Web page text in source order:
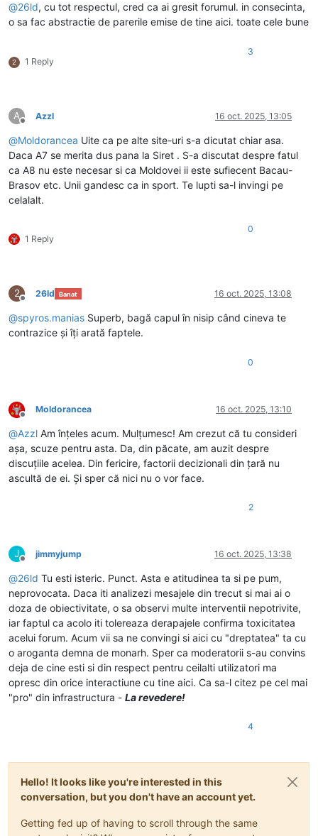
@26ld, cu tot respectul, cred ca ai gresit forumul. in consecinta,
o sa fac abstractie de parerile emise de tine aici. toate cele bune
2 1 Reply
3
A
Deconectat
Azzl 16 oct. 2025, 13:05
@Moldorancea Uite ca pe alte site-uri s-a dicutat chiar asa.
Daca A7 se merita dus pana la Siret . S-a discutat despre fatul
ca A8 nu este necesar si ca Moldovei ii este sufiecent Bacau-
Brasov etc. Unii gandesc ca in sport. Te lupti sa-l invingi pe
celalalt.
1 Reply
0
2
Deconectat
26ld Banat 16 oct. 2025, 13:08
@spyros.manias Superb, bagă capul în nisip când cineva te
contrazice și îți arată faptele.
0
Deconectat
Moldorancea 16 oct. 2025, 13:10
@Azzl Am înțeles acum. Mulțumesc! Am crezut că tu consideri
așa, scuze pentru asta. Da, din păcate, am auzit despre
discuțiile acelea. Din fericire, factorii decizionali din țară nu
ascultă de ei. Și sper că nici nu o vor face.
2
J
Deconectat
jimmyjump 16 oct. 2025, 13:38
@26ld Tu esti isteric. Punct. Asta e atitudinea ta si pe pum,
neprovocata. Daca iti analizezi mesajele din trecut si mai ai o
doza de obiectivitate, o sa observi multe interventii nepotrivite,
iar faptul ca acolo iti tolereaza derapajele confirma toxicitatea
acelui forum. Acum vii sa ne convingi si aici cu "dreptatea" ta cu
o aroganta demna de monarh. Sper ca moderatorii s-au convins
deja de cine esti si din respect pentru ceilalti utilizatori ma
opresc din orice interactiune cu tine aici. Ca sa-l citez pe cel mai
"pro" din infrastructura - La revedere!
4
Hello! It looks like you're interested in this
conversation, but you don't have an account yet.
Getting fed up of having to scroll through the same